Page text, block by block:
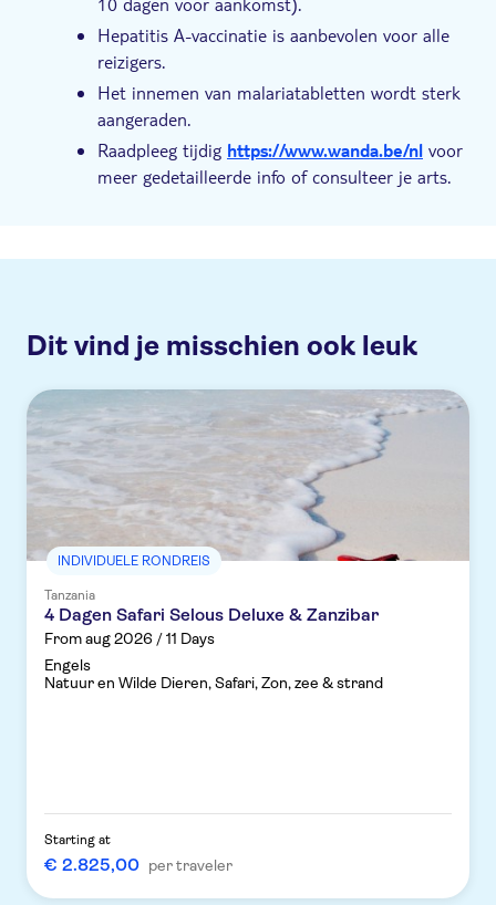
Hepatitis A-vaccinatie is aanbevolen voor alle
reizigers.
Het innemen van malariatabletten wordt sterk
aangeraden.
Raadpleeg tijdig https://www.wanda.be/nl voor
meer gedetailleerde info of consulteer je arts.
Dit vind je misschien ook leuk
INDIVIDUELE RONDREIS
Tanzania
4 Dagen Safari Selous Deluxe & Zanzibar
From aug 2026 / 11 Days
Engels
Natuur en Wilde Dieren, Safari, Zon, zee & strand
Starting at
€ 2.825,00 per traveler